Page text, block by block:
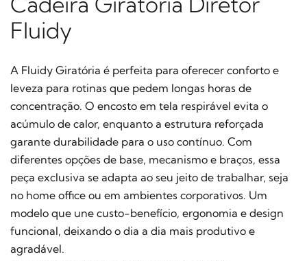
Fluidy
A Fluidy Giratória é perfeita para oferecer conforto e
leveza para rotinas que pedem longas horas de
concentração. O encosto em tela respirável evita o
acúmulo de calor, enquanto a estrutura reforçada
garante durabilidade para o uso contínuo. Com
diferentes opções de base, mecanismo e braços, essa
peça exclusiva se adapta ao seu jeito de trabalhar, seja
no home office ou em ambientes corporativos. Um
modelo que une custo-benefício, ergonomia e design
funcional, deixando o dia a dia mais produtivo e
agradável.